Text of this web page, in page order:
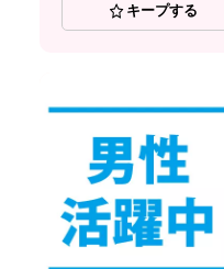
キープする